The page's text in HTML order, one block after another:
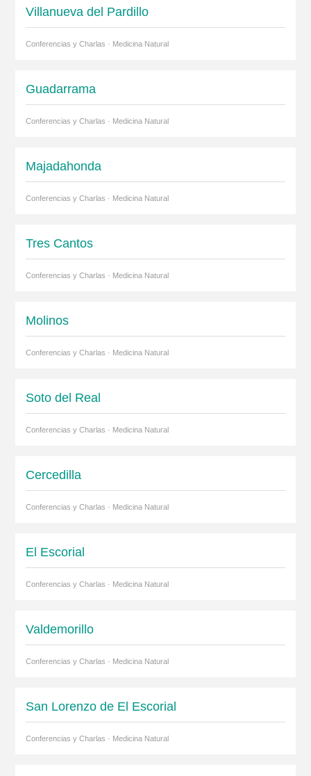
Villanueva del Pardillo
Conferencias y Charlas · Medicina Natural
Guadarrama
Conferencias y Charlas · Medicina Natural
Majadahonda
Conferencias y Charlas · Medicina Natural
Tres Cantos
Conferencias y Charlas · Medicina Natural
Molinos
Conferencias y Charlas · Medicina Natural
Soto del Real
Conferencias y Charlas · Medicina Natural
Cercedilla
Conferencias y Charlas · Medicina Natural
El Escorial
Conferencias y Charlas · Medicina Natural
Valdemorillo
Conferencias y Charlas · Medicina Natural
San Lorenzo de El Escorial
Conferencias y Charlas · Medicina Natural